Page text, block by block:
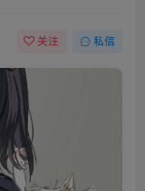
关注 私信